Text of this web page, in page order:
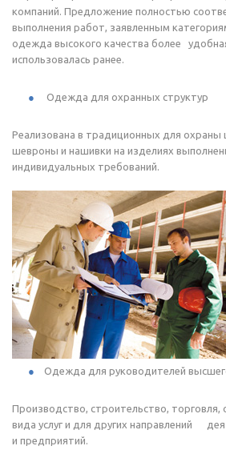
компаний. Предложение полностью
выполнения работ, заявленным
одежда высокого качества более
использовалась ранее.
Одежда для охранных структур
Реализована в традиционных для охраны
шевроны и нашивки на изделиях
индивидуальных требований.
Одежда для руководителей
Производство, строительство, торговля,
вида услуг и для других направлений
и предприятий.